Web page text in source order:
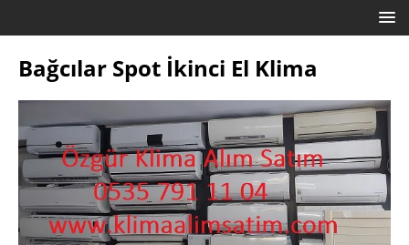
Bağcılar Spot İkinci El Klima